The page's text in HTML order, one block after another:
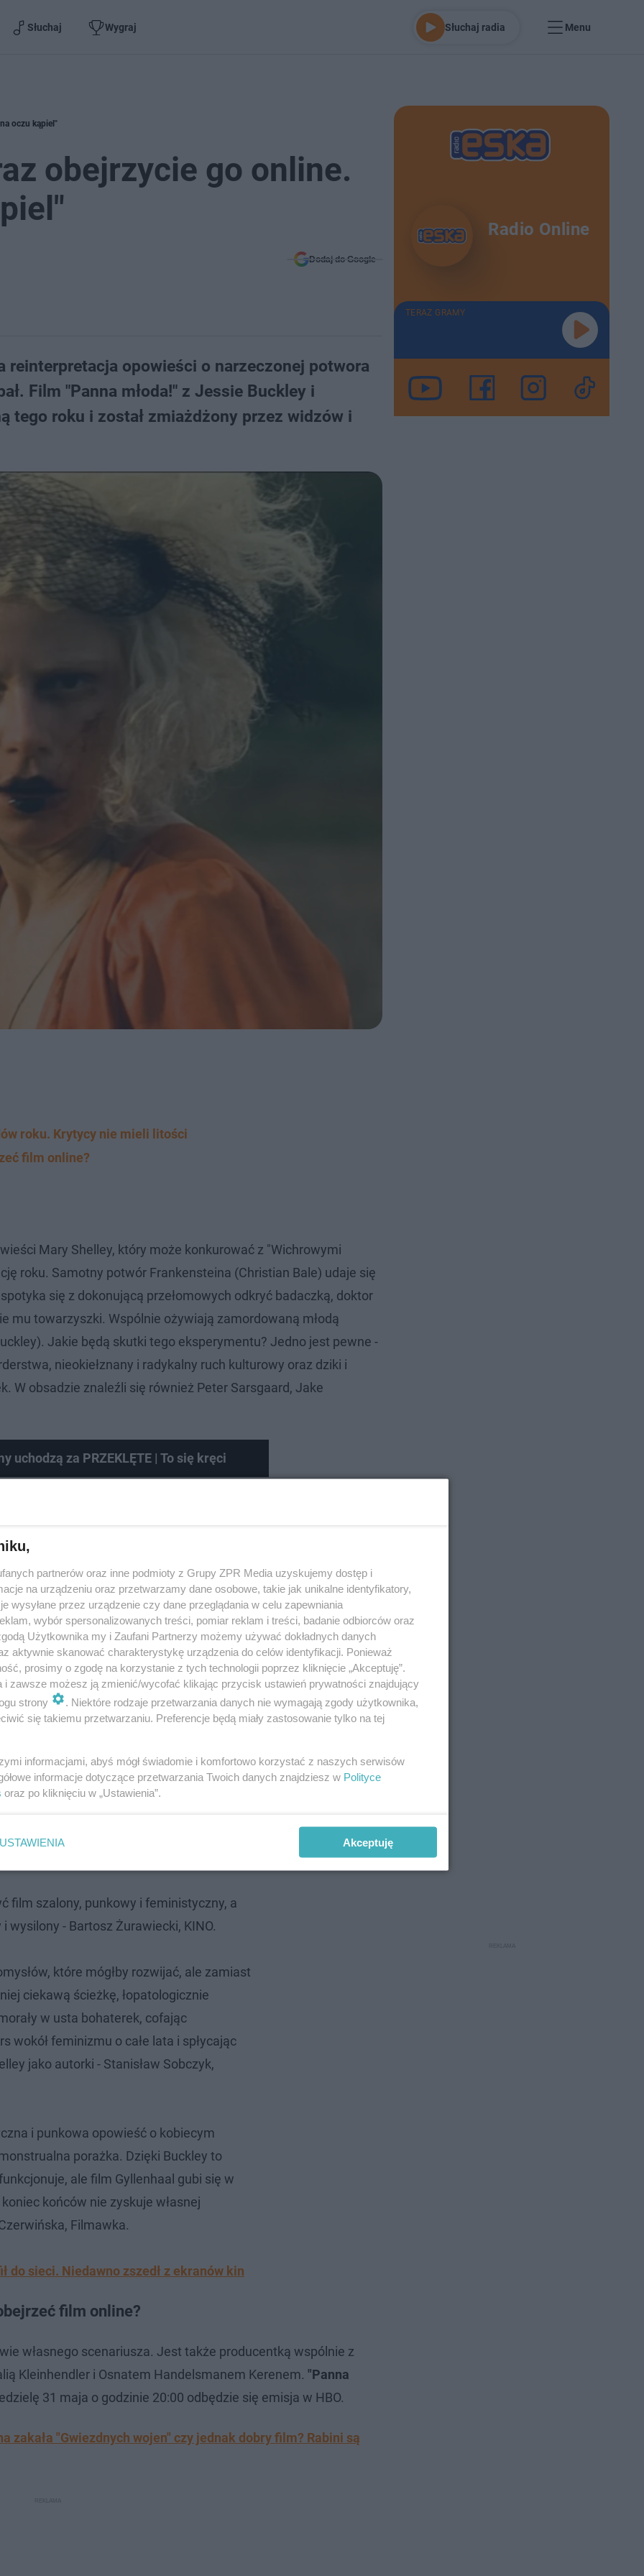
Słuchaj Wygraj Słuchaj radia Menu
oczu kąpiel"
obejrzycie go online.
Dodaj do Google
reinterpretacja opowieści o narzeczonej potwora
Film "Panna młoda!" z Jessie Buckley i
tego roku i został zmiażdżony przez widzów i
roku. Krytycy nie mieli litości
film online?
Mary Shelley, który może konkurować z "Wichrowymi
roku. Samotny potwór Frankensteina (Christian Bale) udaje się
się z dokonującą przełomowych odkryć badaczką, doktor
mu towarzyszki. Wspólnie ożywiają zamordowaną młodą
Jakie będą skutki tego eksperymentu? Jedno jest pewne -
nieokiełznany i radykalny ruch kulturowy oraz dziki i
W obsadzie znaleźli się również Peter Sarsgaard, Jake
uchodzą za PRZEKLĘTE | To się kręci
roku. Krytycy nie mieli litości
się" wynikiem zaledwie 57% pozytywnych not
od
W polskim Filmwebie widnieje zaś ocena
recenzenci piszą:
kąpiel - Ewelina Leszczyńska, Filmweb.
film szalony, punkowy i feministyczny, a
i wysilony - Bartosz Żurawiecki, KINO.
które mógłby rozwijać, ale zamiast
ciekawą ścieżkę, łopatologicznie
w usta bohaterek, cofając
wokół feminizmu o całe lata i spłycając
jako autorki - Stanisław Sobczyk,
i punkowa opowieść o kobiecym
porażka. Dzięki Buckley to
ale film Gyllenhaal gubi się w
końców nie zyskuje własnej
Filmawka.
do sieci. Niedawno zszedł z ekranów kin
film online?
własnego scenariusza. Jest także producentką wspólnie z
Kleinhendler i Osnatem Handelsmanem Kerenem. "Panna
31 maja o godzinie 20:00 odbędzie się emisja w HBO.
zakała "Gwiezdnych wojen" czy jednak dobry film? Rabini są
Radio Online
TERAZ GRAMY
partnerów oraz inne podmioty z Grupy ZPR Media uzyskujemy dostęp i
na urządzeniu oraz przetwarzamy dane osobowe, takie jak unikalne identyfikatory,
wysyłane przez urządzenie czy dane przeglądania w celu zapewniania
wybór spersonalizowanych treści, pomiar reklam i treści, badanie odbiorców oraz
Użytkownika my i Zaufani Partnerzy możemy używać dokładnych danych
aktywnie skanować charakterystykę urządzenia do celów identyfikacji. Ponieważ
prosimy o zgodę na korzystanie z tych technologii poprzez kliknięcie „Akceptuję”.
i zawsze możesz ją zmienić/wycofać klikając przycisk ustawień prywatności znajdujący
strony
. Niektóre rodzaje przetwarzania danych nie wymagają zgody użytkownika,
się takiemu przetwarzaniu. Preferencje będą miały zastosowanie tylko na tej
informacjami, abyś mógł świadomie i komfortowo korzystać z naszych serwisów
informacje dotyczące przetwarzania Twoich danych znajdziesz w Polityce
oraz po kliknięciu w „Ustawienia”.
USTAWIENIA Akceptuję